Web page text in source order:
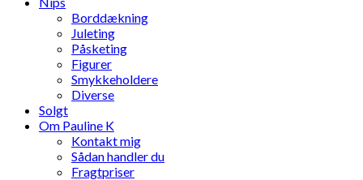
Borddækning
Juleting
Påsketing
Figurer
Smykkeholdere
Diverse
Solgt
Om Pauline K
Kontakt mig
Sådan handler du
Fragtpriser